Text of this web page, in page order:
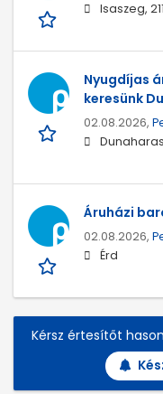
Isaszeg,
Nyugdíjas
keresünk
02.08.2026,
Áruházi
02.08.2026,
Érd
Kérsz értesítőt